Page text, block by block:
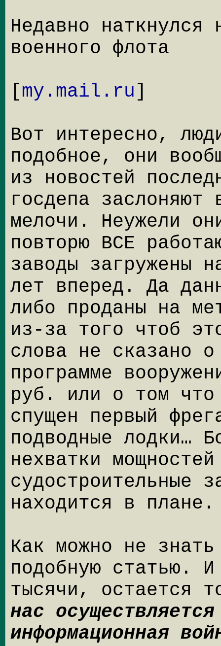
Недавно наткнулся
военного флота
[my.mail.ru]
Вот интересно,
подобное, они
из новостей
госдепа заслоняют
мелочи. Неужели
повторю ВСЕ
заводы загружены
лет вперед. Да
либо проданы на
из-за того чтоб
слова не сказано о
программе
руб. или о том что
спущен первый
подводные лодки…
нехватки
судостроительные
находится в плане.
Как можно не
подобную статью.
тысячи, остается
нас
информационная